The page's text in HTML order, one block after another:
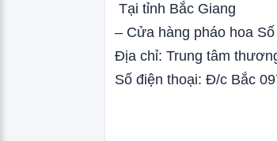
Tại tỉnh Bắc Giang
– Cửa hàng pháo hoa
Địa chỉ: Trung tâm
Số điện thoại: Đ/c Bắc